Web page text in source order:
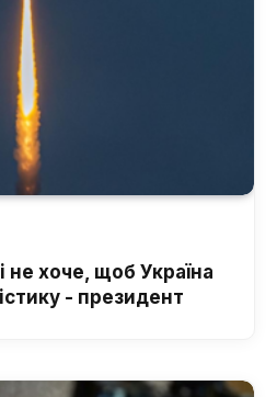
не хоче, щоб Україна
- президент